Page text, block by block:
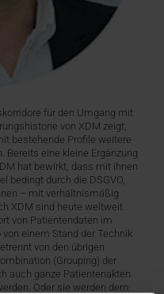
für den Umgang mit
von XDM zeigt,
bestehende Profile weitere
Bereits eine kleine Ergänzung
hat bewirkt, dass mit ihnen
bedingt durch die DSGVO,
– mit verhältnismäßig
XDM sind heute weltweit
von Patientendaten im
einem Stand der Technik
von den übrigen
(Grouping) der
auch ganze Patientenakten
Oder sie werden dem